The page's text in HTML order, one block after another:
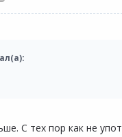
С тех пор как не